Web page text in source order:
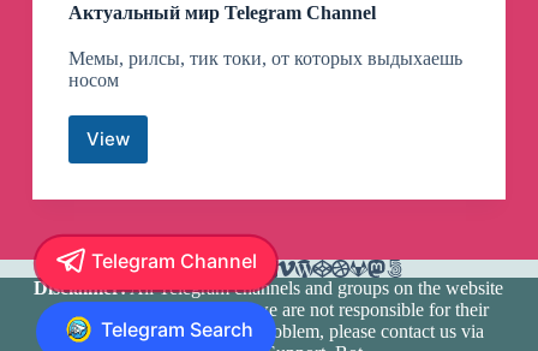
Актуальный мир Telegram Channel
Мемы, рилсы, тик токи, от которых выдыхаешь
носом
ViewАктуальный
Telegram
Disclaimer:All Telegram channels and groups on the website
are registered by users and we are not responsible for their
media content. If there is a problem, please contact us via
Telegram Channel
Telegram Search